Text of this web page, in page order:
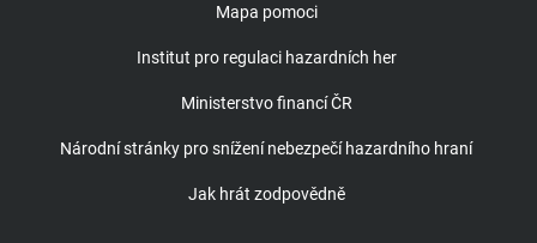
Mapa pomoci
Institut pro regulaci hazardních her
Ministerstvo financí ČR
Národní stránky pro snížení nebezpečí hazardního hraní
Jak hrát zodpovědně